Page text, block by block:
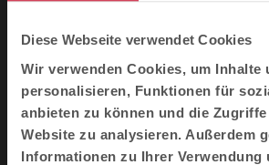
Diese Webseite verwendet Cookies
Wir verwenden Cookies, um Inhalte
personalisieren, Funktionen für
anbieten zu können und die
Website zu analysieren. Außerdem
Informationen zu Ihrer Verwendung
Abonnieren Sie
Ich habe die Datenschutzpolitikgelesen
DE